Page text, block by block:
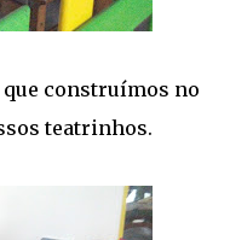
construímos no
teatrinhos.